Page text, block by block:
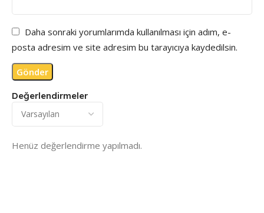
Değerlendirmeler
Henüz değerlendirme yapılmadı.
Daha sonraki yorumlarımda kullanılması için adım, e-
posta adresim ve site adresim bu tarayıcıya kaydedilsin.